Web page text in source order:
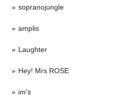
sopranojungle
amplis
Laughter
Hey! Mrs ROSE
im's